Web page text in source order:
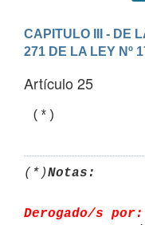
CAPITULO III - DE
271 DE LA LEY Nº
Artículo 25
(*)
(*)Notas:
Derogado/s por: